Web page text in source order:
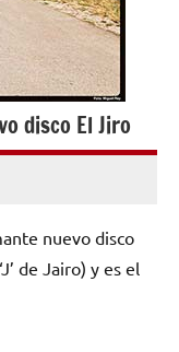
disco El Jiro
nuevo disco
de Jairo) y es el